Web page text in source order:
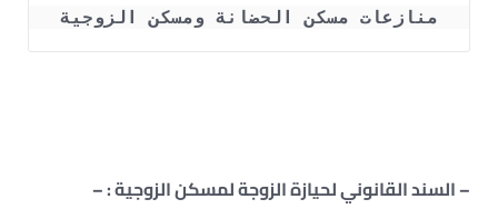
منازعات مسكن الحضانة ومسكن الزوجية
– السند القانوني لحيازة الزوجة لمسكن الزوجية: –